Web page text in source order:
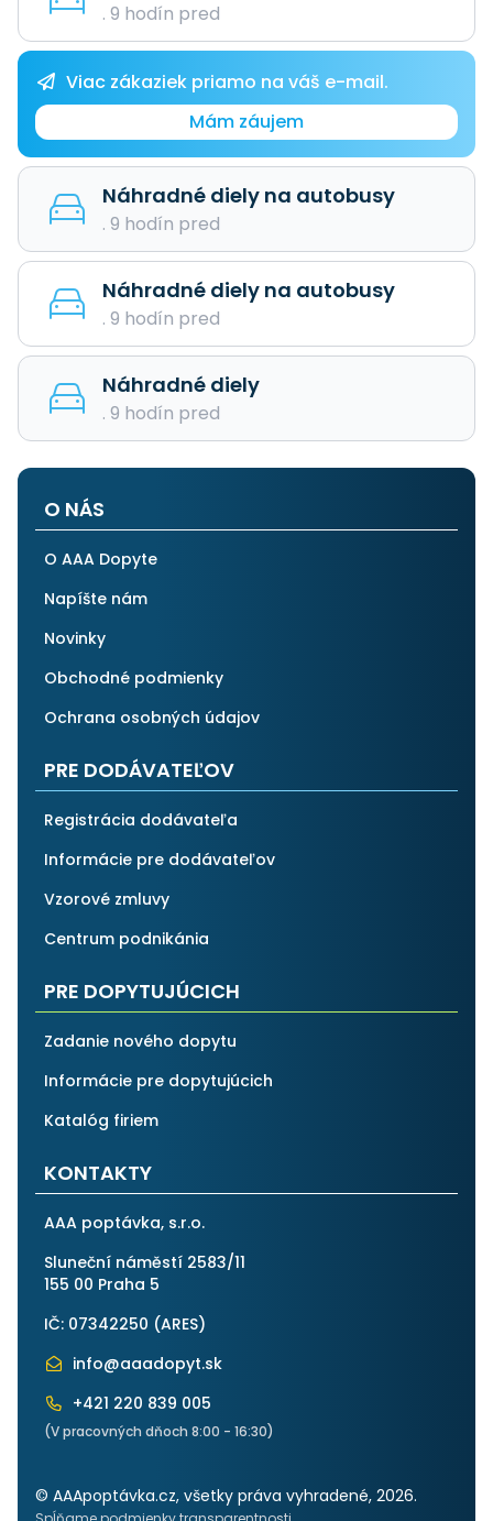
. 9 hodín pred
Viac zákaziek priamo na váš e-mail.
Mám záujem
Náhradné diely na autobusy
. 9 hodín pred
Náhradné diely na autobusy
. 9 hodín pred
Náhradné diely
. 9 hodín pred
O NÁS
O AAA Dopyte
Napíšte nám
Novinky
Obchodné podmienky
Ochrana osobných údajov
PRE DODÁVATEĽOV
Registrácia dodávateľa
Informácie pre dodávateľov
Vzorové zmluvy
Centrum podnikánia
PRE DOPYTUJÚCICH
Zadanie nového dopytu
Informácie pre dopytujúcich
Katalóg firiem
KONTAKTY
AAA poptávka, s.r.o.
Sluneční náměstí 2583/11
155 00 Praha 5
IČ: 07342250 (ARES)
info@aaadopyt.sk
+421 220 839 005
(V pracovných dňoch 8:00 - 16:30)
© AAApoptávka.cz, všetky práva vyhradené, 2026.